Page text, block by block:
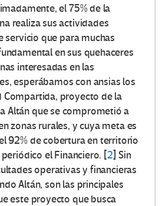
el 75% de la
realiza sus actividades
servicio que para muchas
en sus quehaceres
interesadas en las
esperábamos con ansias los
Compartida, proyecto de la
Altán que se comprometió a
zonas rurales, y cuya meta es
92% de cobertura en territorio
el Financiero. 2 Sin
operativas y financieras
Altán, son las principales
este proyecto que busca